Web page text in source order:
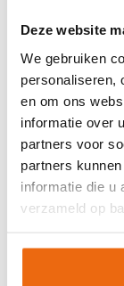
Deze website
We gebruiken
personaliseren,
en om ons
informatie over
partners voor
partners
informatie die u
verzameld op
BETON
Ben je op zoek
goedkoop
ons aan het
in Emmeloord